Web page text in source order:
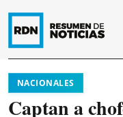
NACIONALES
Captan a